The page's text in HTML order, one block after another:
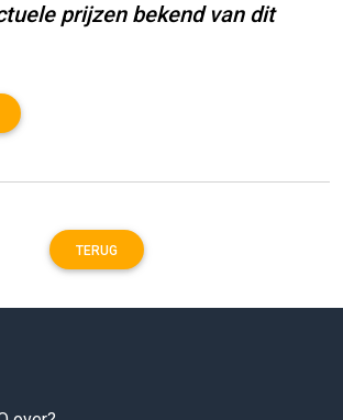
prijzen bekend van dit
TERUG